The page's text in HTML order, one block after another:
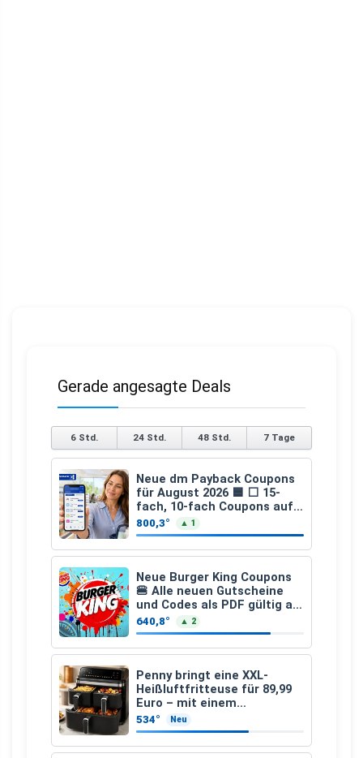
Gerade angesagte Deals
6 Std. 24 Std. 48 Std. 7 Tage
Neue dm Payback Coupons
für August 2026 🟦 ⬜ 15-
fach, 10-fach Coupons auf
den gesamten Einkauf ab 2
€
800,3° ▲ 1
Neue Burger King Coupons
🍔 Alle neuen Gutscheine
und Codes als PDF gültig ab
25.07.2026 bis 04.09.2026
640,8° ▲ 2
Penny bringt eine XXL-
Heißluftfritteuse für 89,99
Euro – mit einem
besonderen Vorteil
534° Neu